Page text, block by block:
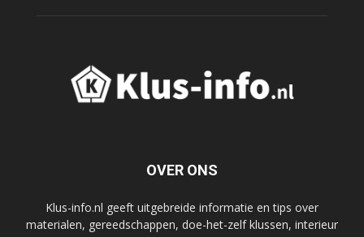
OVER ONS
Klus-info.nl geeft uitgebreide informatie en tips over
materialen, gereedschappen, doe-het-zelf klussen, interieur